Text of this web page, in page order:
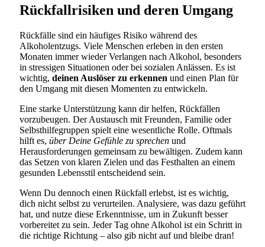
Rückfallrisiken und deren Umgang
Rückfälle sind ein häufiges Risiko während des
Alkoholentzugs. Viele Menschen erleben in den ersten
Monaten immer wieder Verlangen nach Alkohol, besonders
in stressigen Situationen oder bei sozialen Anlässen. Es ist
wichtig, deinen Auslöser zu erkennen und einen Plan für
den Umgang mit diesen Momenten zu entwickeln.
Eine starke Unterstützung kann dir helfen, Rückfällen
vorzubeugen. Der Austausch mit Freunden, Familie oder
Selbsthilfegruppen spielt eine wesentliche Rolle. Oftmals
hilft es, über Deine Gefühle zu sprechen und
Herausforderungen gemeinsam zu bewältigen. Zudem kann
das Setzen von klaren Zielen und das Festhalten an einem
gesunden Lebensstil entscheidend sein.
Wenn Du dennoch einen Rückfall erlebst, ist es wichtig,
dich nicht selbst zu verurteilen. Analysiere, was dazu geführt
hat, und nutze diese Erkenntnisse, um in Zukunft besser
vorbereitet zu sein. Jeder Tag ohne Alkohol ist ein Schritt in
die richtige Richtung – also gib nicht auf und bleibe dran!